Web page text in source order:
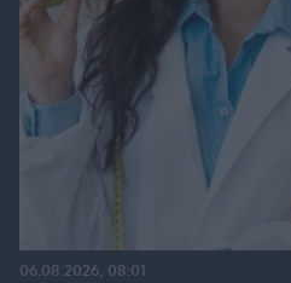
06.08.2026, 08:01